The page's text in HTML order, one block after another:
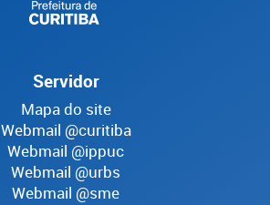
Servidor
Mapa do site
Webmail @curitiba
Webmail @ippuc
Webmail @urbs
Webmail @sme